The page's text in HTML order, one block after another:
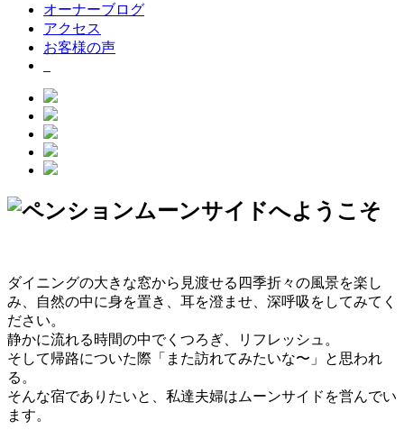
オーナーブログ
アクセス
お客様の声
ダイニングの大きな窓から見渡せる四季折々の風景を楽し
み、自然の中に身を置き、耳を澄ませ、深呼吸をしてみてく
ださい。
静かに流れる時間の中でくつろぎ、リフレッシュ。
そして帰路についた際「また訪れてみたいな〜」と思われ
る。
そんな宿でありたいと、私達夫婦はムーンサイドを営んでい
ます。